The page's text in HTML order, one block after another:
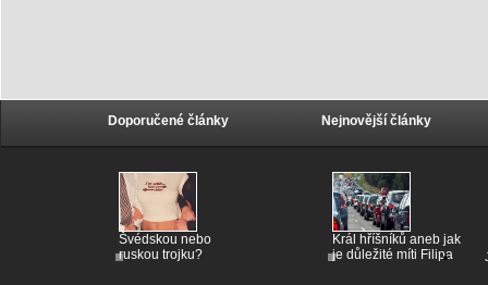
Doporučené články
Švédskou nebo
ruskou trojku?
Nejnovější články
Král hříšníků aneb jak
je důležité míti Filipa